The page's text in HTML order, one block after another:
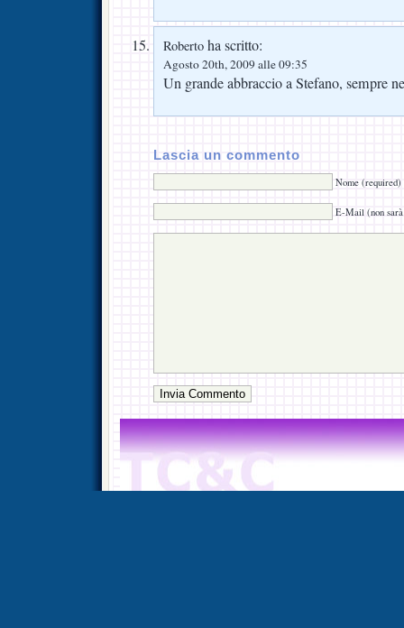
Roberto ha scritto:
Agosto 20th, 2009 alle 09:35
Un grande abbraccio a Stefano, sempre
Lascia un commento
Nome (required)
E-Mail (non